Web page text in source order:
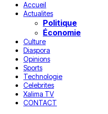
Accueil
Actualites
Politique
Économie
Culture
Diaspora
Opinions
Sports
Technologie
Celebrites
Xalima TV
CONTACT